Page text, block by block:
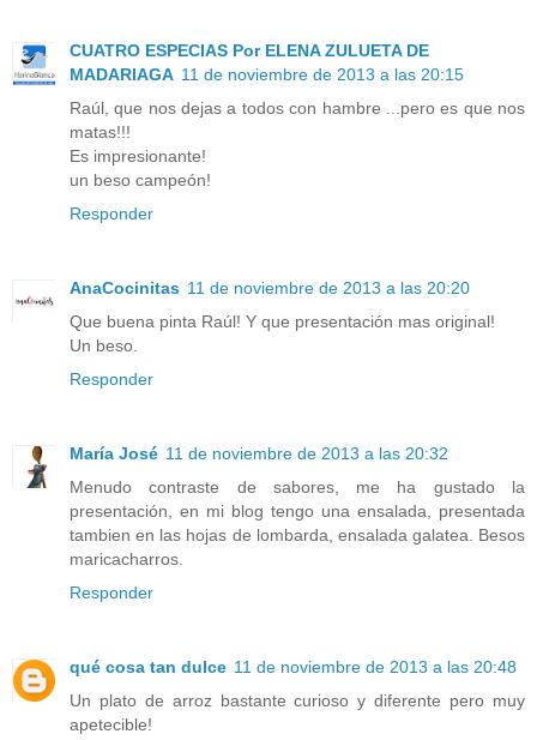
CUATRO ESPECIAS Por ELENA ZULUETA DE
MADARIAGA 11 de noviembre de 2013 a las 20:15
Raúl, que nos dejas a todos con hambre ...pero es que nos
matas!!!
Es impresionante!
un beso campeón!
Responder
AnaCocinitas 11 de noviembre de 2013 a las 20:20
Que buena pinta Raúl! Y que presentación mas original!
Un beso.
Responder
María José 11 de noviembre de 2013 a las 20:32
Menudo contraste de sabores, me ha gustado la
presentación, en mi blog tengo una ensalada, presentada
tambien en las hojas de lombarda, ensalada galatea. Besos
maricacharros.
Responder
qué cosa tan dulce 11 de noviembre de 2013 a las 20:48
Un plato de arroz bastante curioso y diferente pero muy
apetecible!